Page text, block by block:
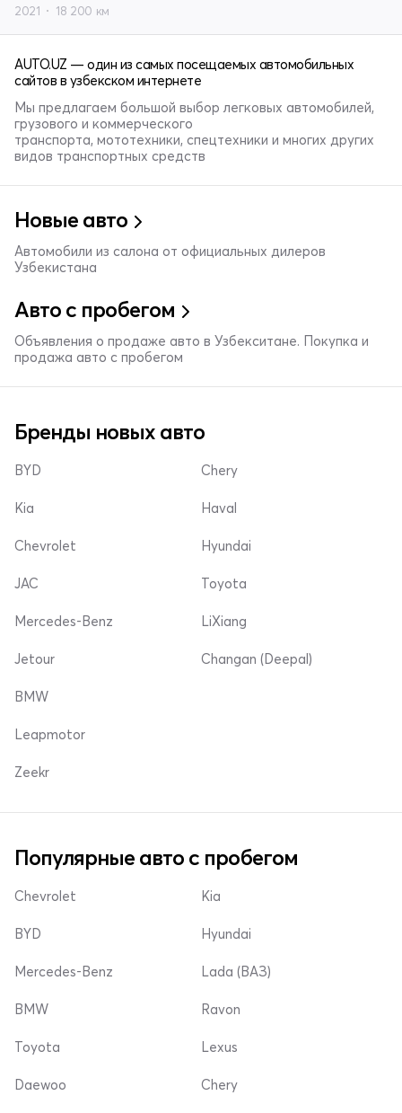
2021 18 200 км
AUTO.UZ — один из самых посещаемых автомобильных
сайтов в узбекском интернете
Мы предлагаем большой выбор легковых автомобилей,
грузового и коммерческого
транспорта, мототехники, спецтехники и многих других
видов транспортных средств
Новые авто
Автомобили из салона от официальных дилеров
Узбекистана
Авто с пробегом
Объявления о продаже авто в Узбекситане. Покупка и
продажа авто с пробегом
Бренды новых авто
BYD
Kia
Chevrolet
Chery
Haval
Hyundai
JAC
Mercedes-Benz
Jetour
Toyota
LiXiang
Changan (Deepal)
BMW
Leapmotor
Zeekr
Популярные авто с пробегом
Chevrolet
BYD
Mercedes-Benz
Kia
Hyundai
Lada (ВАЗ)
BMW
Toyota
Daewoo
Ravon
Lexus
Chery